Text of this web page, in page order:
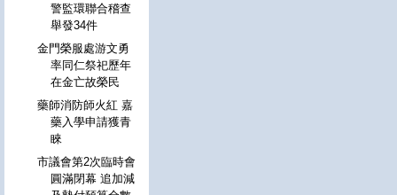
警監環聯合稽查
舉發34件
金門榮服處游文勇
率同仁祭祀歷年
在金亡故榮民
藥師消防師火紅 嘉
藥入學申請獲青
睞
市議會第2次臨時會
圓滿閉幕 追加減